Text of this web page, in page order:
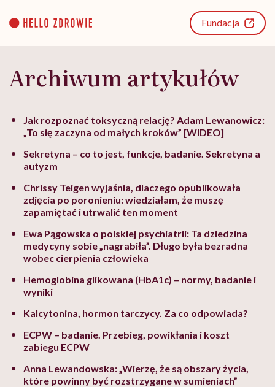
content
Fundacja
Archiwum artykułów
Jak rozpoznać toksyczną relację? Adam Lewanowicz:
„To się zaczyna od małych kroków” [WIDEO]
Sekretyna – co to jest, funkcje, badanie. Sekretyna a
autyzm
Chrissy Teigen wyjaśnia, dlaczego opublikowała
zdjęcia po poronieniu: wiedziałam, że muszę
zapamiętać i utrwalić ten moment
Ewa Pągowska o polskiej psychiatrii: Ta dziedzina
medycyny sobie „nagrabiła”. Długo była bezradna
wobec cierpienia człowieka
Hemoglobina glikowana (HbA1c) – normy, badanie i
wyniki
Kalcytonina, hormon tarczycy. Za co odpowiada?
ECPW – badanie. Przebieg, powikłania i koszt
zabiegu ECPW
Anna Lewandowska: „Wierzę, że są obszary życia,
które powinny być rozstrzygane w sumieniach”